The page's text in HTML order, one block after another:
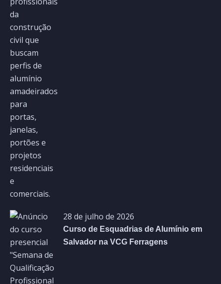
28 de julho de 2026
Curso de Esquadrias de Alumínio em
Salvador na VCG Ferragens